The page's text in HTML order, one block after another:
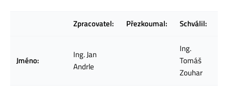
Zpracovatel: Přezkoumal: Schválil:
Jméno:
Ing. Jan
Andrle
Ing.
Tomáš
Zouhar